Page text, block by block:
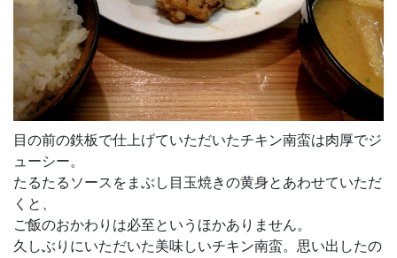
目の前の鉄板で仕上げていただいたチキン南蛮は肉厚でジ
ューシー。
たるたるソースをまぶし目玉焼きの黄身とあわせていただ
くと、
ご飯のおかわりは必至というほかありません。
久しぶりにいただいた美味しいチキン南蛮。思い出したの